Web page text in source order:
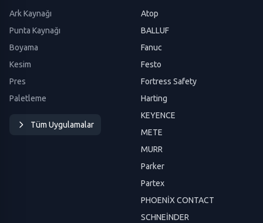
Ark Kaynağı
Punta Kaynağı
Boyama
Kesim
Pres
Paletleme
Tüm Uygulamalar
Atop
BALLUF
Fanuc
Festo
Fortress Safety
Harting
KEYENCE
METE
MURR
Parker
Partex
PHOENİX CONTACT
SCHNEİNDER